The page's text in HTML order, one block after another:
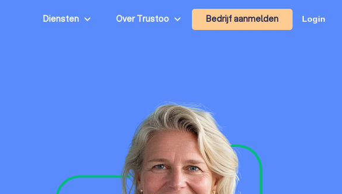
Diensten Over Trustoo Bedrijf aanmelden Login